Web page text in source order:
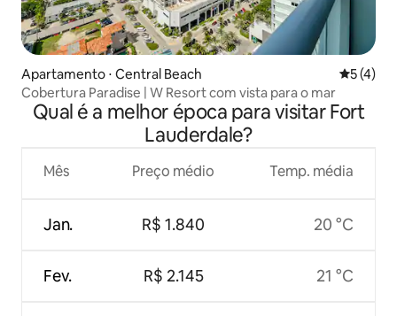
Apartamento ⋅ Central Beach 5 de
5 (4)
Cobertura Paradise | W Resort com vista para o mar
Qual é a melhor época para visitar Fort
Lauderdale?
Mês
Jan.
Fev.
Preço médio
R$ 1.840
R$ 2.145
Temp. média
20 °C
21 °C